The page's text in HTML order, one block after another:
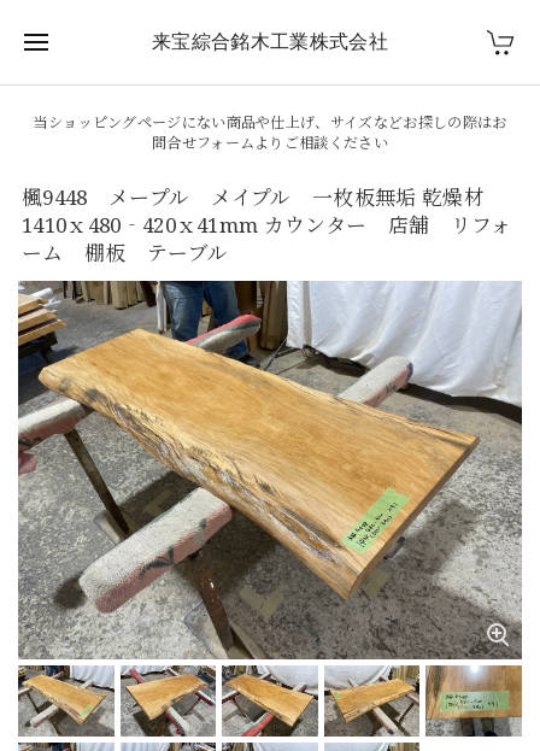
来宝綜合銘木工業株式会社
当ショッピングページにない商品や仕上げ、サイズなどお探しの際はお
問合せフォームよりご相談ください
楓9448 メープル メイプル 一枚板無垢 乾燥材
1410ｘ480‐420ｘ41mm カウンター 店舗 リフォ
ーム 棚板 テーブル